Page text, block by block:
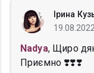
Ірина
Nadya, Щиро
Приємно ❣️❣️❣️